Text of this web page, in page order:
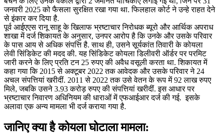
जनवरी 2025 को फैसला सुरक्षित रखा गया था. फिलहाल कोर्ट ने उन्हे राहत देने
से इंकार कर दिया है.
पूर्व आईएएस रानू साहू के खिलाफ भ्रष्टाचार निरोधक ब्यूरो और आर्थिक अपराध
शाखा में दर्ज शिकायत के अनुसार, उनपर आरोप है कि उनके और उसके परिवार
के पास आय से अधिक संपत्ति है. साथ ही, उसने सूर्यकांत तिवारी के कोयला
लेवी सिंडिकेट की मदद की. यह सिंडिकेट कोयला डिलीवरी ऑर्डर पर परमिट
जारी करने के लिए प्रति टन 25 रुपए की अवैध वसूली करता था. शिकायत में
कहा गया कि 2015 से अक्टूबर 2022 तक आवेदक और उसके परिवार ने 24
अचल संपत्तियां खरीदीं. 2011 से 2022 तक उसे वेतन के रूप में 92 लाख रुपए
मिले, जबकि उसने 3.93 करोड़ रुपए की संपत्तियां खरीदीं. इस आधार पर
भ्रष्टाचार निवारण अधिनियम की धाराओं में एफआईआर दर्ज की गई. इसके
अलावा एक अन्य मामला भी दर्ज कराया गया है.
जानिए क्या है कोयला घोटाला मामला: